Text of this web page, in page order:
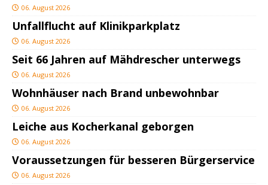
06. August 2026
Unfallflucht auf Klinikparkplatz
06. August 2026
Seit 66 Jahren auf Mähdrescher unterwegs
06. August 2026
Wohnhäuser nach Brand unbewohnbar
06. August 2026
Leiche aus Kocherkanal geborgen
06. August 2026
Voraussetzungen für besseren Bürgerservice
06. August 2026